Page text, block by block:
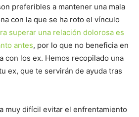
preferibles a mantener una mala
con la que se ha roto el vínculo
superar una relación dolorosa es
antes, por lo que no beneficia en
con los ex. Hemos recopilado una
ex, que te servirán de ayuda tras
muy difícil evitar el enfrentamiento